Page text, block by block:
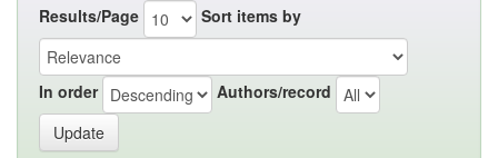
Results/Page Sort items by
In order Authors/record